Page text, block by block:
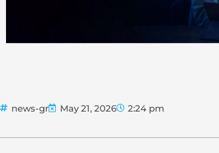
news-gr May 21, 2026 2:24 pm